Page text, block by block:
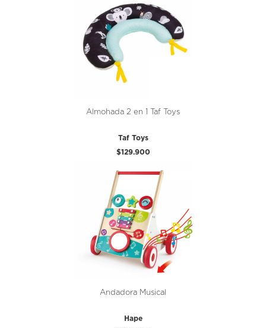
Almohada 2 en 1 Taf Toys
Taf Toys
$129.900
Andadora Musical
Hape